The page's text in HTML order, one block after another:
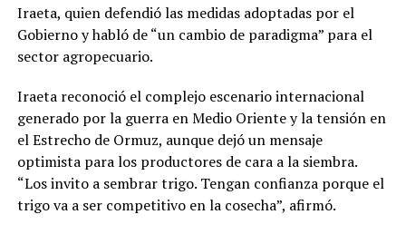
Iraeta, quien defendió las medidas adoptadas por el
Gobierno y habló de “un cambio de paradigma” para el
sector agropecuario.
Iraeta reconoció el complejo escenario internacional
generado por la guerra en Medio Oriente y la tensión en
el Estrecho de Ormuz, aunque dejó un mensaje
optimista para los productores de cara a la siembra.
“Los invito a sembrar trigo. Tengan confianza porque el
trigo va a ser competitivo en la cosecha”, afirmó.